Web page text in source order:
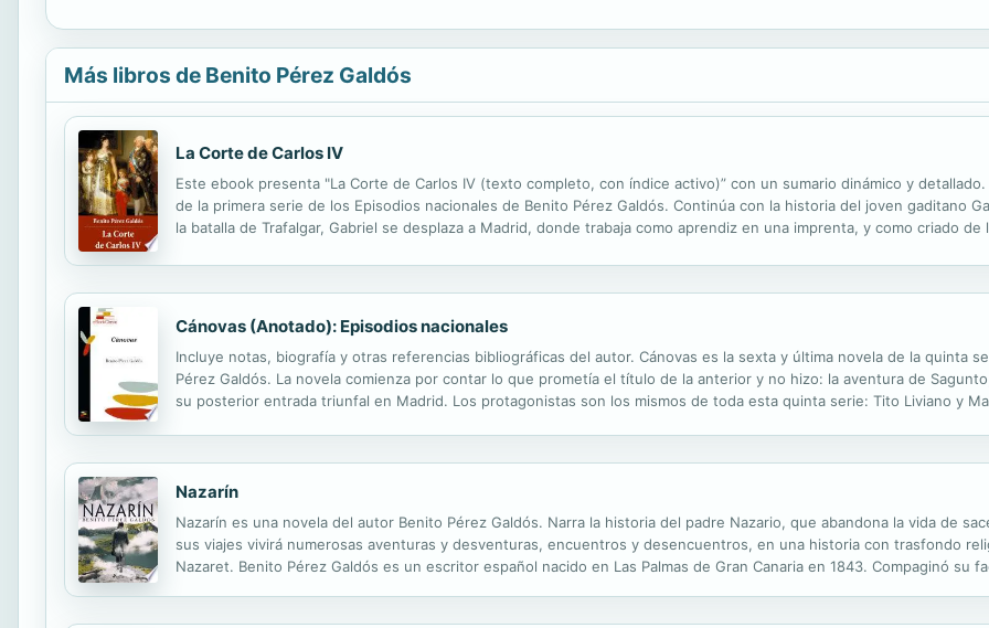
Más libros de Benito Pérez Galdós
La Corte de Carlos IV
Este ebook presenta "La Corte de Carlos IV (texto completo, con índice activo)” con un sumario dinámico y
de la primera serie de los Episodios nacionales de Benito Pérez Galdós. Continúa con la historia del joven gaditano
la batalla de Trafalgar, Gabriel se desplaza a Madrid, donde trabaja como aprendiz en una imprenta, y como criado
Cánovas (Anotado): Episodios nacionales
Incluye notas, biografía y otras referencias bibliográficas del autor. Cánovas es la sexta y última novela de la quinta
Pérez Galdós. La novela comienza por contar lo que prometía el título de la anterior y no hizo: la aventura de
su posterior entrada triunfal en Madrid. Los protagonistas son los mismos de toda esta quinta serie: Tito Liviano y
Nazarín
Nazarín es una novela del autor Benito Pérez Galdós. Narra la historia del padre Nazario, que abandona la vida de
sus viajes vivirá numerosas aventuras y desventuras, encuentros y desencuentros, en una historia con trasfondo
Nazaret. Benito Pérez Galdós es un escritor español nacido en Las Palmas de Gran Canaria en 1843. Compaginó su